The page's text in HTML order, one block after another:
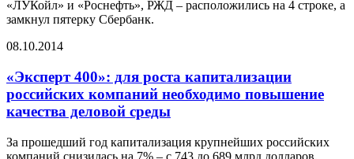
«ЛУКойл» и «Роснефть», РЖД – расположились на 4 строке, а
замкнул пятерку Сбербанк.
08.10.2014
«Эксперт 400»: для роста капитализации
российских компаний необходимо повышение
качества деловой среды
За прошедший год капитализация крупнейших российских
компаний снизилась на 7% – с 743 до 689 млрд долларов.